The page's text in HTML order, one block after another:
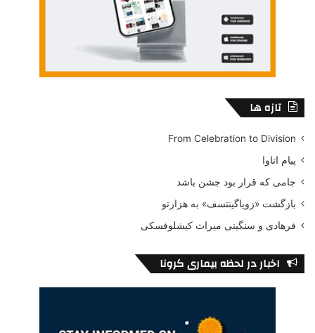
تازه ها
From Celebration to Division
پیام اتاوا
جامی که قرار بود جشن باشد
بازگشت «زویاگینتسف» به هزارتو
فرهادی و سنگینی میراث کیشلوفسکی
اخبار در لحظه بیماری کرونا